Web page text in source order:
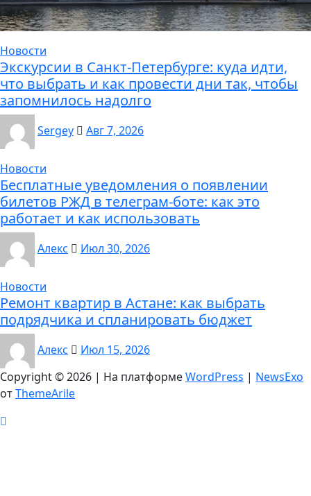
Новости
Экскурсии в Санкт-Петербурге: куда идти,
что выбрать и как провести дни так, чтобы
запомнилось надолго
Sergey Авг 7, 2026
Новости
Бесплатные уведомления о появлении
билетов РЖД в телеграм-боте: как это
работает и как использовать
Алекс Июл 30, 2026
Новости
Ремонт квартир в Астане: как выбрать
подрядчика и спланировать бюджет
Алекс
Июл 15, 2026
Copyright © 2026 | На платформеWordPress | NewsExo
отThemeArile